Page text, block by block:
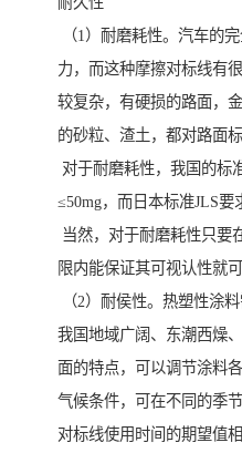
（1）耐磨耗性。汽车的
力，而这种摩擦对标线有
较复杂，有硬损的路面，
的砂粒、渣土，都对路面
对于耐磨耗性，我国的标
≤50mg，而日本标准JLS要
当然，对于耐磨耗性只要
限内能保证其可视认性就可
（2）耐侯性。热塑性涂
我国地域广阔、东潮西燥
面的特点，可以调节涂料
气候条件，可在不同的季
对标线使用时间的期望值